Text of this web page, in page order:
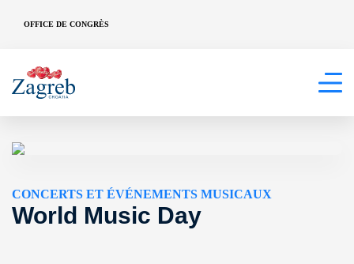
OFFICE DE CONGRÈS
CONCERTS ET ÉVÉNEMENTS MUSICAUX
World Music Day